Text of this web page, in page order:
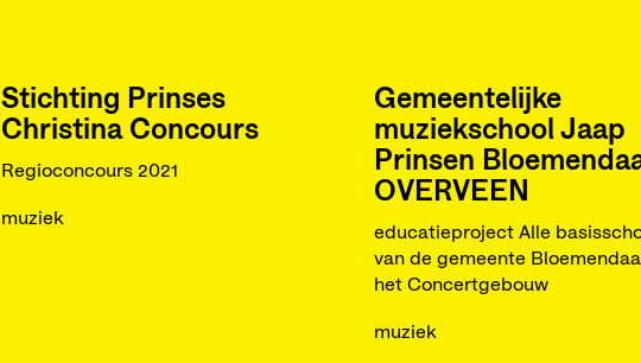
Stichting Prinses
Christina Concours
Regioconcours 2021
muziek
Gemeentelijke
muziekschool Jaap
Prinsen
OVERVEEN
educatieproject Alle
van de gemeente
het Concertgebouw
muziek